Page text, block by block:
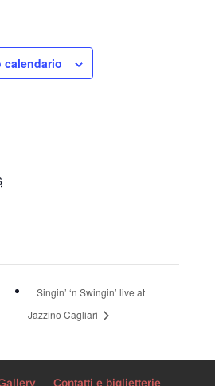
calendario
Singin’ ‘n Swingin’ live at
Jazzino Cagliari
Contatti e biglietterie